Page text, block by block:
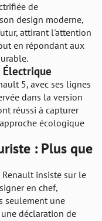
de
design moderne,
attirant l'attention
en répondant aux
Électrique
5, avec ses lignes
dans la version
réussi à capturer
écologique
: Plus que
insiste sur le
en chef,
seulement une
déclaration de